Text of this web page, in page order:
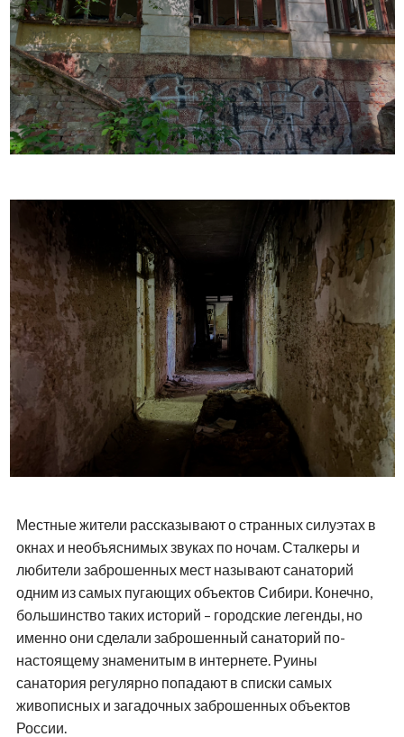
Местные жители рассказывают о странных силуэтах в
окнах и необъяснимых звуках по ночам. Сталкеры и
любители заброшенных мест называют санаторий
одним из самых пугающих объектов Сибири. Конечно,
большинство таких историй – городские легенды, но
именно они сделали заброшенный санаторий по-
настоящему знаменитым в интернете. Руины
санатория регулярно попадают в списки самых
живописных и загадочных заброшенных объектов
России.